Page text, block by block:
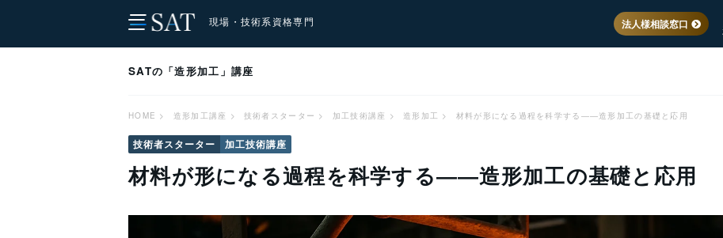
現場・技術系資格専門 法人様相談窓口
SATの「造形加工」講座
HOME > 造形加工講座 > 技術者スターター > 加工技術講座 > 造形加工 > 材料が形になる過程を科学する――造形加工の基礎と応用
技術者スターター 加工技術講座
材料が形になる過程を科学する――造形加工の基礎と応用